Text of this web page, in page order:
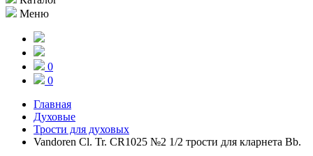
Меню
0
0
Главная
Духовые
Трости для духовых
Vandoren Cl. Tr. CR1025 №2 1/2 трости для кларнета Bb.